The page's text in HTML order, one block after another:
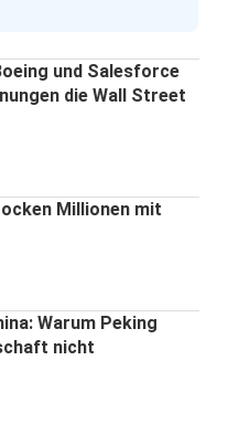
und Salesforce
die Wall Street
Millionen mit
Warum Peking
nicht